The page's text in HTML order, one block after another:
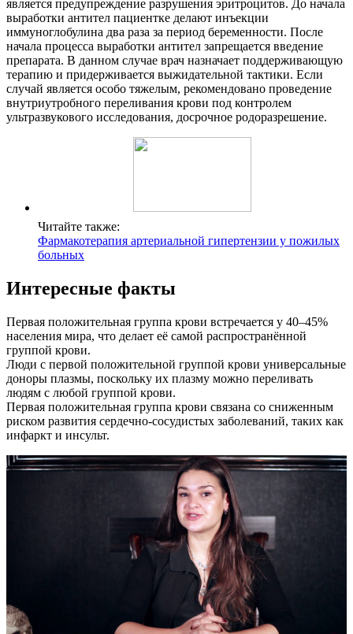
является предупреждение разрушения эритроцитов. До начала
выработки антител пациентке делают инъекции
иммуноглобулина два раза за период беременности. После
начала процесса выработки антител запрещается введение
препарата. В данном случае врач назначает поддерживающую
терапию и придерживается выжидательной тактики. Если
случай является особо тяжелым, рекомендовано проведение
внутриутробного переливания крови под контролем
ультразвукового исследования, досрочное родоразрешение.
Читайте также:
Фармакотерапия артериальной гипертензии у пожилых
больных
Интересные факты
Первая положительная группа крови встречается у 40–45%
населения мира, что делает её самой распространённой
группой крови.
Люди с первой положительной группой крови универсальные
доноры плазмы, поскольку их плазму можно переливать
людям с любой группой крови.
Первая положительная группа крови связана со сниженным
риском развития сердечно-сосудистых заболеваний, таких как
инфаркт и инсульт.